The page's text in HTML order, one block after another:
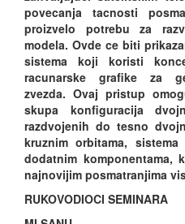
povecanja tacnosti
proizvelo potrebu za
modela. Ovde ce biti
sistema koji koristi
racunarske grafike za
zvezda. Ovaj pristup
skupa konfiguracija
razdvojenih do tesno
kruznim orbitama,
dodatnim komponentama,
najnovijim posmatranjima
RUKOVODIOCI SEMINARA